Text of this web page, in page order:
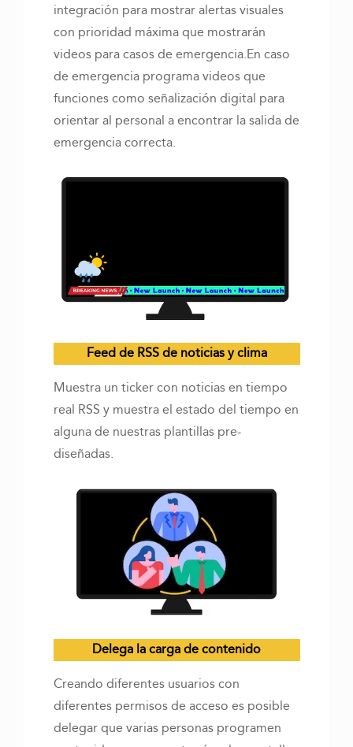
integración para mostrar alertas visuales
con prioridad máxima que mostrarán
videos para casos de emergencia.En caso
de emergencia programa videos que
funciones como señalización digital para
orientar al personal a encontrar la salida de
emergencia correcta.
Feed de RSS de noticias y clima
Muestra un ticker con noticias en tiempo
real RSS y muestra el estado del tiempo en
alguna de nuestras plantillas pre-
diseñadas.
Delega la carga de contenido
Creando diferentes usuarios con
diferentes permisos de acceso es posible
delegar que varias personas programen